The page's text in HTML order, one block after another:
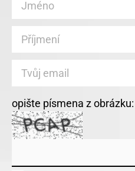
opište písmena z obrázku: